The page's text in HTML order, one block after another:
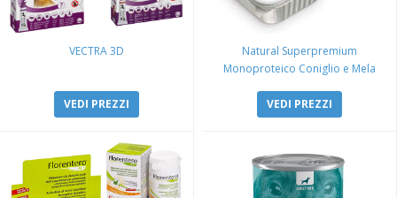
VECTRA 3D
VEDI PREZZI
Natural Superpremium
Monoproteico Coniglio e Mela
VEDI PREZZI